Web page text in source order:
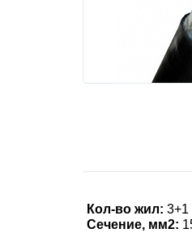
Кол-во жил: 3+1
Сечение, мм2: